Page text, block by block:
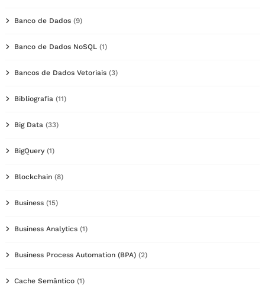
Banco de Dados (9)
Banco de Dados NoSQL (1)
Bancos de Dados Vetoriais (3)
Bibliografia (11)
Big Data (33)
BigQuery (1)
Blockchain (8)
Business (15)
Business Analytics (1)
Business Process Automation (BPA) (2)
Cache Semântico (1)